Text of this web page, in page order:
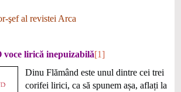
şef al revistei Arca
voce lirică inepuizabilă[1]
Dinu Flămând este unul dintre cei trei
corifei lirici, ca să spunem așa, aflați la